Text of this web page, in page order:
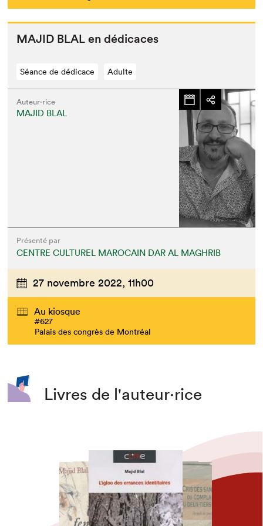
MAJID BLAL en dédicaces
Séance de dédicace Adulte
Auteur·rice
MAJID BLAL
Présenté par
CENTRE CULTUREL MAROCAIN DAR AL MAGHRIB
27 novembre 2022, 11h00
Au kiosque
#627
Palais des congrès de Montréal
Livres de l'auteur·rice